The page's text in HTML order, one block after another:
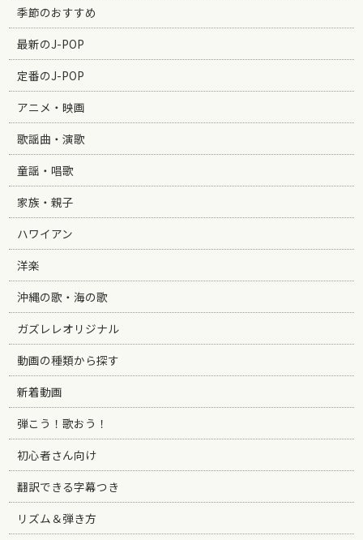
季節のおすすめ
最新のJ-POP
定番のJ-POP
アニメ・映画
歌謡曲・演歌
童謡・唱歌
家族・親子
ハワイアン
洋楽
沖縄の歌・海の歌
ガズレレオリジナル
動画の種類から探す
新着動画
弾こう！歌おう！
初心者さん向け
翻訳できる字幕つき
リズム＆弾き方